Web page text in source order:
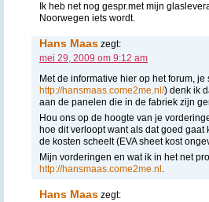
Ik heb net nog gespr.met mijn
Noorwegen iets wordt.
Hans Maas zegt:
mei 29, 2009 om 9:12 am
Met de informative hier op het forum,
http://hansmaas.come2me.nl/) denk ik
aan de panelen die in de fabriek zijn
Hou ons op de hoogte van je
hoe dit verloopt want als dat goed
de kosten scheelt (EVA sheet kost
Mijn vorderingen en wat ik in het net
http://hansmaas.come2me.nl
Hans Maas zegt: